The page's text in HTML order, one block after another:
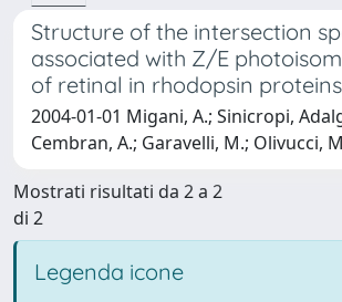
Structure of the intersection
associated with Z/E
of retinal in rhodopsin proteins
2004-01-01 Migani, A.; Sinicropi,
Cembran, A.; Garavelli, M.; Olivucci,
Mostrati risultati da 2 a 2
di 2
Legenda icone